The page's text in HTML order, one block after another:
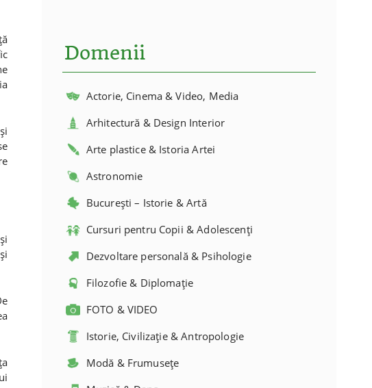
Domenii
Actorie, Cinema & Video, Media
Arhitectură & Design Interior
Arte plastice & Istoria Artei
Astronomie
București – Istorie & Artă
Cursuri pentru Copii & Adolescenți
Dezvoltare personală & Psihologie
Filozofie & Diplomație
FOTO & VIDEO
Istorie, Civilizație & Antropologie
Modă & Frumusețe